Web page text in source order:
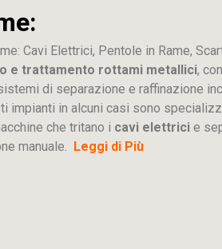
Cavi Elettrici, Pentole in Rame,
e trattamento rottami metallici, con
di separazione e raffinazione
in alcuni casi sono
che tritano i cavi elettrici e
manuale.
Leggi di Più